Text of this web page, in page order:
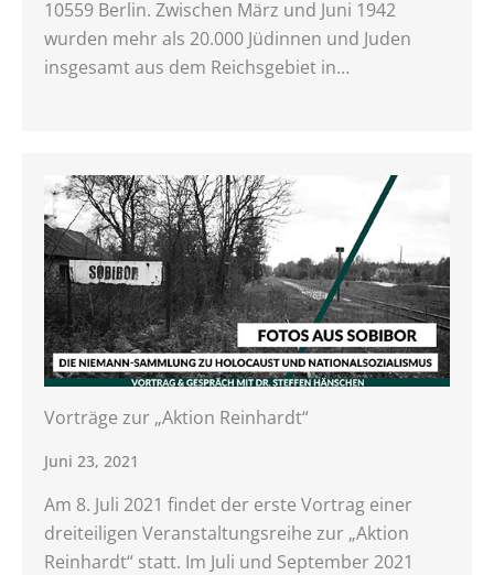
10559 Berlin. Zwischen März und Juni 1942
wurden mehr als 20.000 Jüdinnen und Juden
insgesamt aus dem Reichsgebiet in…
Vorträge zur „Aktion Reinhardt“
Juni 23, 2021
Am 8. Juli 2021 findet der erste Vortrag einer
dreiteiligen Veranstaltungsreihe zur „Aktion
Reinhardt“ statt. Im Juli und September 2021